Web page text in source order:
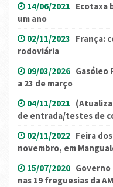
14/06/2021 Ecotaxa
um ano
02/11/2023 França:
rodoviária
09/03/2026 Gasóleo
a 23 de março
04/11/2021
de entrada/testes de
02/11/2022 Feira
novembro, em
15/07/2020
nas 19 freguesias da